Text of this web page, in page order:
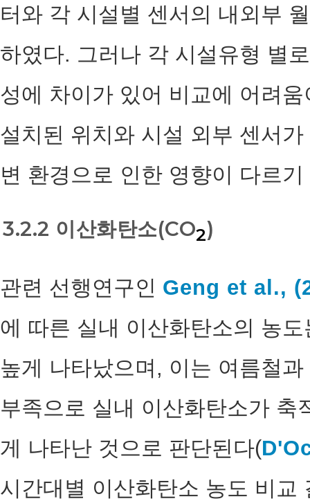
터와 각 시설별 센서의 내외부
하였다. 그러나 각 시설유형 별
성에 차이가 있어 비교에 어려
설치된 위치와 시설 외부 센서
변 환경으로 인한 영향이 다르
3.2.2 이산화탄소(CO2)
관련 선행연구인 Geng et al.,
에 따른 실내 이산화탄소의 농
높게 나타났으며, 이는 여름철
부족으로 실내 이산화탄소가 축
게 나타난 것으로 판단된다(
시간대별 이산화탄소 농도 비교